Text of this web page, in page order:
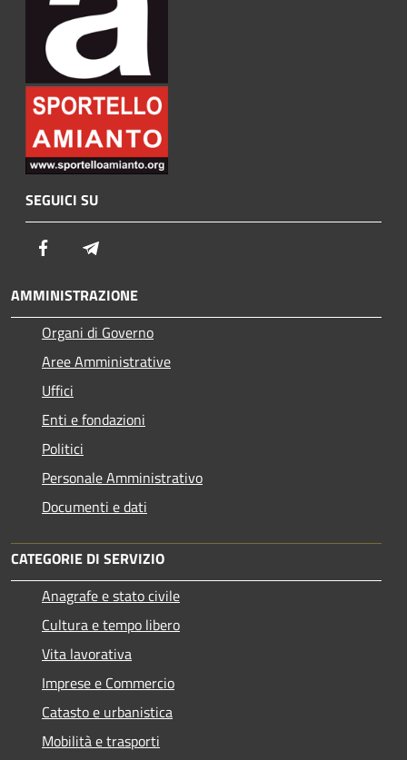
SEGUICI SU
Facebook
AMMINISTRAZIONE
Organi di Governo
Aree Amministrative
Uffici
Enti e fondazioni
Politici
Personale Amministrativo
Documenti e dati
CATEGORIE DI SERVIZIO
Anagrafe e stato civile
Cultura e tempo libero
Vita lavorativa
Imprese e Commercio
Catasto e urbanistica
Mobilità e trasporti